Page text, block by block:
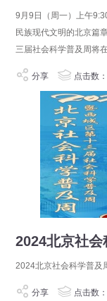
9月9日（周一）上午
民族现代文明的北京篇
三届社会科学普及周将
分享 点击数
2024北京社会科学普及
分享 点击数